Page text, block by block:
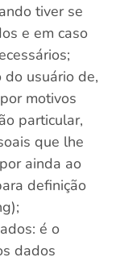
tiver se
e em caso
usuário de,
motivos
particular,
que lhe
ainda ao
definição
é o
dados